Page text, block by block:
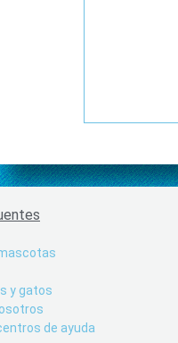
y gatos
de ayuda